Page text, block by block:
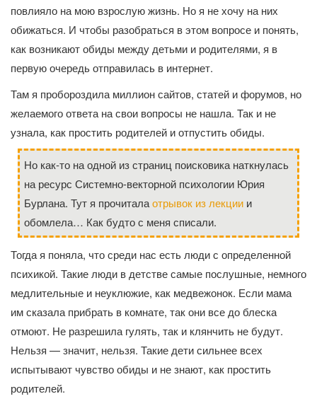
повлияло на мою взрослую жизнь. Но я не хочу на них
обижаться. И чтобы разобраться в этом вопросе и понять,
как возникают обиды между детьми и родителями, я в
первую очередь отправилась в интернет.
Там я пробороздила миллион сайтов, статей и форумов, но
желаемого ответа на свои вопросы не нашла. Так и не
узнала, как простить родителей и отпустить обиды.
Но как-то на одной из страниц поисковика наткнулась
на ресурс Системно-векторной психологии Юрия
Бурлана. Тут я прочиталаотрывок из лекции и
обомлела… Как будто с меня списали.
Тогда я поняла, что среди нас есть люди с определенной
психикой. Такие люди в детстве самые послушные, немного
медлительные и неуклюжие, как медвежонок. Если мама
им сказала прибрать в комнате, так они все до блеска
отмоют. Не разрешила гулять, так и клянчить не будут.
Нельзя — значит, нельзя. Такие дети сильнее всех
испытывают чувство обиды и не знают, как простить
родителей.